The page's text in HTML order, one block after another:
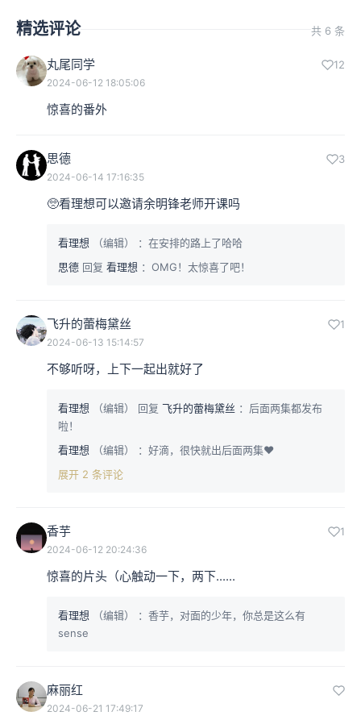
精选评论 共 6 条
丸尾同学 12
2024-06-12 18:05:06
惊喜的番外
思德 3
2024-06-14 17:16:35
🥺看理想可以邀请余明锋老师开课吗
看理想 （编辑）
：在安排的路上了哈哈
思德 回复 看理想 ：OMG！太惊喜了吧！
飞升的蕾梅黛丝 1
2024-06-13 15:14:57
不够听呀，上下一起出就好了
看理想 （编辑） 回复 飞升的蕾梅黛丝 ：后面两集都发布
啦！
看理想
（编辑）
：好滴，很快就出后面两集❤
展开 2 条评论
香芋 1
2024-06-12 20:24:36
惊喜的片头（心触动一下，两下......
看理想 （编辑）
：香芋，对面的少年，你总是这么有
sense
麻丽红
2024-06-21 17:49:17